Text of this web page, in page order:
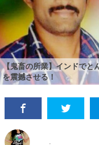
【鬼畜の所業】インドでと
を震撼させる！